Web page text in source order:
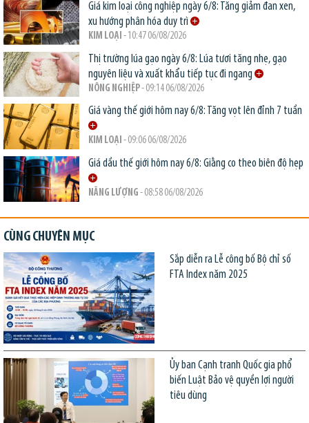
Giá kim loại công nghiệp ngày 6/8: Tăng giảm đan xen,
xu hướng phân hóa duy trì
KIM LOẠI - 10:47 06/08/2026
Thị trường lúa gạo ngày 6/8: Lúa tươi tăng nhẹ, gạo
nguyên liệu và xuất khẩu tiếp tục đi ngang
NÔNG NGHIỆP- 09:14 06/08/2026
Giá vàng thế giới hôm nay 6/8: Tăng vọt lên đỉnh 7 tuần
KIM LOẠI - 09:06 06/08/2026
Giá dầu thế giới hôm nay 6/8: Giằng co theo biên độ hẹp
NĂNG LƯỢNG - 08:58 06/08/2026
CÙNG CHUYÊN MỤC
Sắp diễn ra Lễ công bố Bộ chỉ số
FTA Index năm 2025
Ủy ban Cạnh tranh Quốc gia phổ
biến Luật Bảo vệ quyền lợi người
tiêu dùng